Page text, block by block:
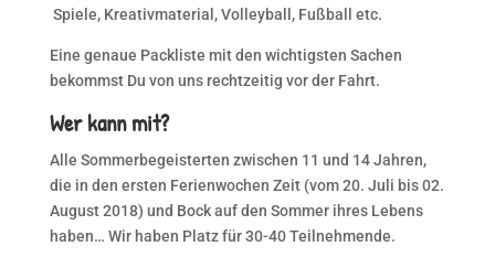
Spiele, Kreativmaterial, Volleyball, Fußball etc.
Eine genaue Packliste mit den wichtigsten Sachen
bekommst Du von uns rechtzeitig vor der Fahrt.
Wer kann mit?
Alle Sommerbegeisterten zwischen 11 und 14 Jahren,
die in den ersten Ferienwochen Zeit (vom 20. Juli bis 02.
August 2018) und Bock auf den Sommer ihres Lebens
haben… Wir haben Platz für 30-40 Teilnehmende.